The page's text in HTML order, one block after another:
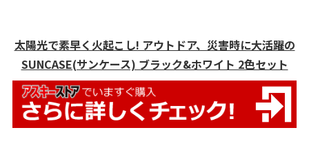
太陽光で素早く火起こし! アウトドア、災害時に大活躍の
SUNCASE(サンケース) ブラック&ホワイト 2色セット